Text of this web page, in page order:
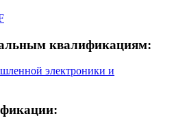
квалификациям:
электроники и